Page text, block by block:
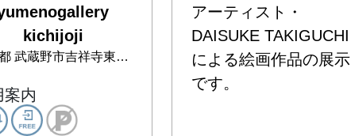
kichijoji
武蔵野市吉祥寺東町1-5-13 （一定の団体には所属しておりません）
案内
アーティスト・
DAISUKE TAKIGUCHI
による絵画作品の展示
です。